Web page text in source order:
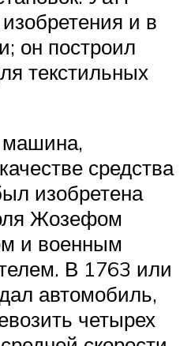
и в
он построил
текстильных
машина,
средства
изобретена
Жозефом
и военным
В 1763 или
автомобиль,
четырех